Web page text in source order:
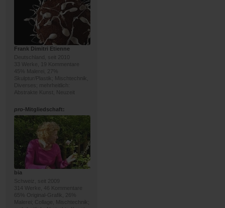
Frank Dimitri Etienne
Deutschland, seit 2010
33 Werke, 19 Kommentare
45% Malerei, 27%
Skulptur/Plastik; Mischtechnik,
Diverses; mehrheitlich:
Abstrakte Kunst, Neuzeit
pro-Mitgliedschaft:
bia
Schweiz, seit 2009
314 Werke, 46 Kommentare
65% Original-Grafik, 26%
Malerei; Collage, Mischtechnik;